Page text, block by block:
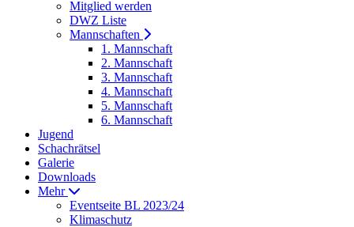
Mitglied werden
DWZ Liste
Mannschaften
1. Mannschaft
2. Mannschaft
3. Mannschaft
4. Mannschaft
5. Mannschaft
6. Mannschaft
Jugend
Schachrätsel
Galerie
Downloads
Mehr
Eventseite BL 2023/24
Klimaschutz